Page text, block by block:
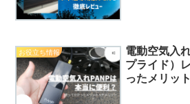
お役立ち情報
電動空気入
プライド）
ったメリッ